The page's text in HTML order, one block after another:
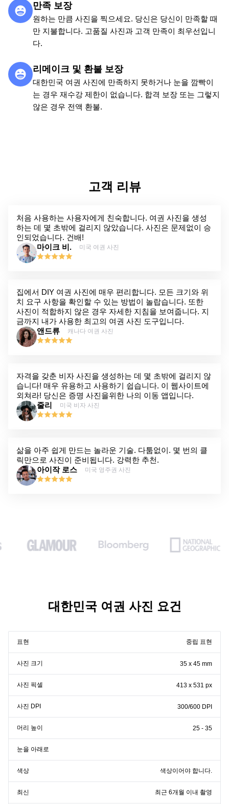
만족 보장
원하는 만큼 사진을 찍으세요. 당신은 당신이 만족할 때
만 지불합니다. 고품질 사진과 고객 만족이 최우선입니
다.
리메이크 및 환불 보장
대한민국 여권 사진에 만족하지 못하거나 눈을 깜빡이
는 경우 재수강 제한이 없습니다. 합격 보장 또는 그렇지
않은 경우 전액 환불.
고객 리뷰
처음 사용하는 사용자에게 친숙합니다. 여권 사진을 생성
하는 데 몇 초밖에 걸리지 않았습니다. 사진은 문제없이 승
인되었습니다. 건배!
마이크 비.
미국 여권 사진
집에서 DIY 여권 사진에 매우 편리합니다. 모든 크기와 위
치 요구 사항을 확인할 수 있는 방법이 놀랍습니다. 또한
사진이 적합하지 않은 경우 자세한 지침을 보여줍니다. 지
금까지 내가 사용한 최고의 여권 사진 도구입니다.
앤드류
캐나다 여권 사진
자격을 갖춘 비자 사진을 생성하는 데 몇 초밖에 걸리지 않
습니다! 매우 유용하고 사용하기 쉽습니다. 이 웹사이트에
외쳐라! 당신은 증명 사진을위한 나의 이동 앱입니다.
줄리
미국 비자 사진
삶을 아주 쉽게 만드는 놀라운 기술. 다툼없이. 몇 번의 클
릭만으로 사진이 준비됩니다. 강력한 추천.
아이작 로스
미국 영주권 사진
대한민국 여권 사진 요건
표현 중립 표현
사진 크기 35 x 45 mm
사진 픽셀 413 x 531 px
사진 DPI 300/600 DPI
머리 높이 25 - 35
눈을 아래로
색상 색상이어야 합니다.
최신 최근 6개월 이내 촬영